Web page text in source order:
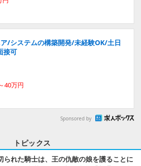
/システムの構築開発/未経験OK/土日
接可
40万円
Sponsored by
トピックス
られた騎士は、王の仇敵の娘を護ることに